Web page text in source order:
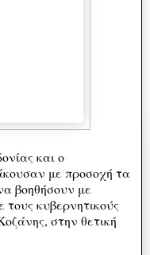
και ο
με προσοχή τα
βοηθήσουν με
κυβερνητικούς
στην θετική